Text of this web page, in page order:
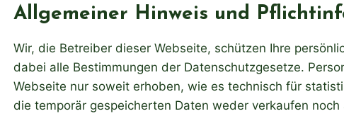
Allgemeiner Hinweis und
Wir, die Betreiber dieser Webseite, schützen Ihre
dabei alle Bestimmungen der Datenschutzgesetze.
Webseite nur soweit erhoben, wie es technisch für
die temporär gespeicherten Daten weder verkaufen